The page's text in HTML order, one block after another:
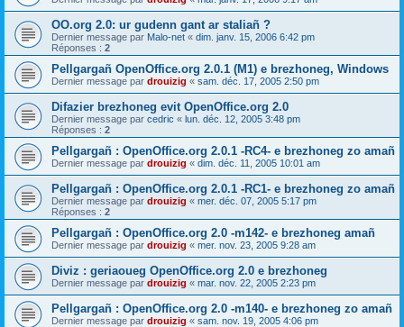
OO.org 2.0: ur gudenn gant ar staliañ ?
Dernier message par Malo-net « dim. janv. 15, 2006 6:42 pm
Réponses : 2
Pellgargañ OpenOffice.org 2.0.1 (M1) e brezhoneg, Windows
Dernier message par drouizig « sam. déc. 17, 2005 2:50 pm
Difazier brezhoneg evit OpenOffice.org 2.0
Dernier message par cedric « lun. déc. 12, 2005 3:48 pm
Réponses : 2
Pellgargañ : OpenOffice.org 2.0.1 -RC4- e brezhoneg zo amañ
Dernier message par drouizig « dim. déc. 11, 2005 10:01 am
Pellgargañ : OpenOffice.org 2.0.1 -RC1- e brezhoneg zo amañ
Dernier message par drouizig « mer. déc. 07, 2005 5:17 pm
Réponses : 2
Pellgargañ : OpenOffice.org 2.0 -m142- e brezhoneg amañ
Dernier message par drouizig « mer. nov. 23, 2005 9:28 am
Diviz : geriaoueg OpenOffice.org 2.0 e brezhoneg
Dernier message par drouizig « mar. nov. 22, 2005 2:23 pm
Pellgargañ : OpenOffice.org 2.0 -m140- e brezhoneg zo amañ
Dernier message par drouizig « sam. nov. 19, 2005 4:06 pm